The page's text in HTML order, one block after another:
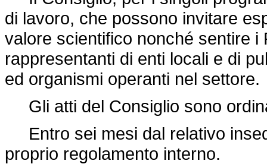
di lavoro, che possono invitare
valore scientifico nonché sentire i
rappresentanti di enti locali e di
ed organismi operanti nel settore.
Gli atti del Consiglio sono
Entro sei mesi dal relativo
proprio regolamento interno.